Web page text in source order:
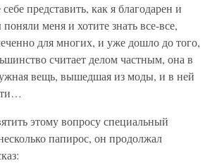
представить, как я благодарен и
меня и хотите знать все-все,
для многих, и уже дошло до того,
считает делом частным, она в
вещь, вышедшая из моды, и в ней
этому вопросу специальный
папирос, он продолжал